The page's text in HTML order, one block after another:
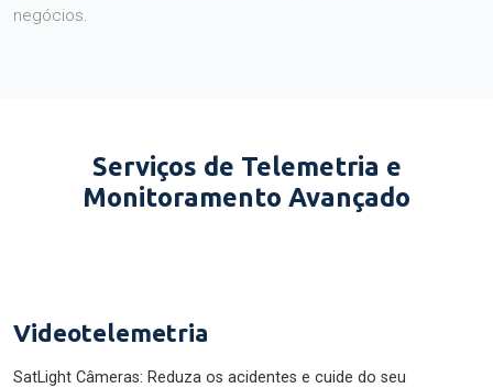
negócios.
Serviços de Telemetria e
Monitoramento Avançado
Videotelemetria
SatLight Câmeras: Reduza os acidentes e cuide do seu